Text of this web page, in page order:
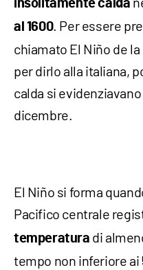
insolitamente calda
al 1600. Per essere
chiamato El Niño de la
per dirlo alla italiana,
calda si
dicembre.
El Niño si forma
Pacifico centrale
temperatura di
tempo non inferiore ai